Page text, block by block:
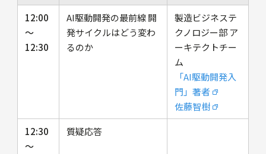
12:00
〜
12:30
AI駆動開発の最前線 開
発サイクルはどう変わ
るのか
製造ビジネステ
クノロジー部 ア
ーキテクトチー
ム
「AI駆動開発入
門」著者
佐藤智樹
12:30
〜
質疑応答